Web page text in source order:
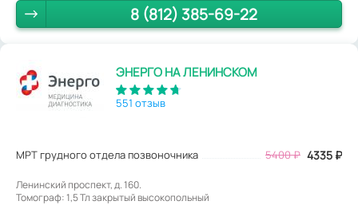
8 (812) 385-69-22
ЭНЕРГО НА ЛЕНИНСКОМ
551 отзыв
МРТ грудного отдела позвоночника 5400₽ 4335 ₽
Ленинский проспект, д. 160.
Томограф: 1,5 Тл закрытый высокопольный